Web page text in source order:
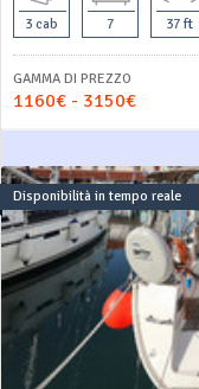
3 cab 7 37 ft
GAMMA DI PREZZO
1160€ - 3150€
Disponibilità in tempo reale